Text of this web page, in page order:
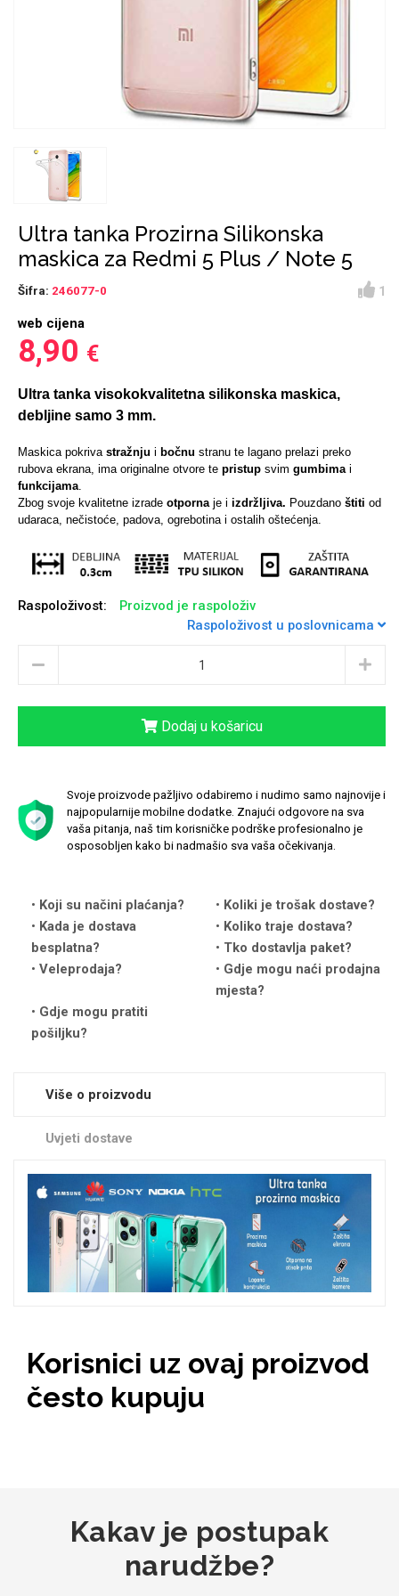
Ultra tanka Prozirna Silikonska
maskica za Redmi 5 Plus / Note 5
Šifra: 246077-0
1
web cijena
8,90 €
Ultra tanka visokokvalitetna silikonska maskica,
debljine samo 3 mm.
Maskica pokriva stražnju i bočnu stranu te lagano prelazi preko
rubova ekrana, ima originalne otvore te pristup svim gumbimai
funkcijama.
Zbog svoje kvalitetne izrade otpornaje i izdržljiva. Pouzdano štiti od
udaraca, nečistoće, padova, ogrebotina i ostalih oštećenja.
Raspoloživost:
Proizvod je raspoloživ
Raspoloživost u poslovnicama
Dodaj u košaricu
Svoje proizvode pažljivo odabiremo i nudimo samo najnovije i
najpopularnije mobilne dodatke. Znajući odgovore na sva
vaša pitanja, naš tim korisničke podrške profesionalno je
osposobljen kako bi nadmašio sva vaša očekivanja.
Koji su načini plaćanja?
Koliki je trošak dostave?
Kada je dostava
besplatna?
Koliko traje dostava?
Tko dostavlja paket?
Veleprodaja?
Gdje mogu naći prodajna
mjesta?
Gdje mogu pratiti
pošiljku?
Više o proizvodu
Uvjeti dostave
Korisnici uz ovaj proizvod
često kupuju
Kakav je postupak
narudžbe?
Šaljivi motivi
Croatos
Gym
Sleng Feel Good
Love motivi I Need Some Space
Zodiac Halloween
Samsung
Xiaomi
Spigen maskice
Univerzalne futrole i
maskice
Preklopne maskice
Sony
Držači za ruku
Ostali držači
HDMI kabel
AUX kablovi
HI-FI linije